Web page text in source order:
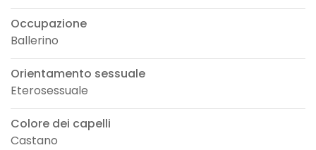
Occupazione
Ballerino
Orientamento sessuale
Eterosessuale
Colore dei capelli
Castano